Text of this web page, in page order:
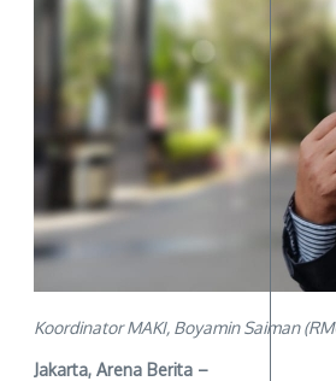
Koordinator MAKI, Boyamin Saiman
Jakarta, Arena Berita –